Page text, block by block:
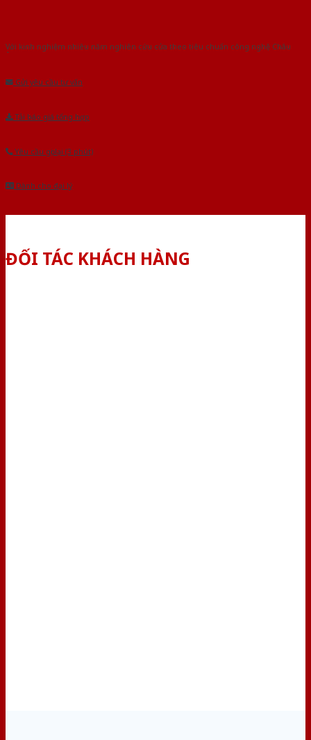
Với kinh nghiệm nhiêu năm nghiên cứu cửa theo tiêu chuẩn công nghệ Châu
Gửi yêu cầu tư vấn
Tải báo giá tổng hợp
Yêu cầu gọi lại (3 phút)
Dành cho đại lý
ĐỐI TÁC KHÁCH HÀNG